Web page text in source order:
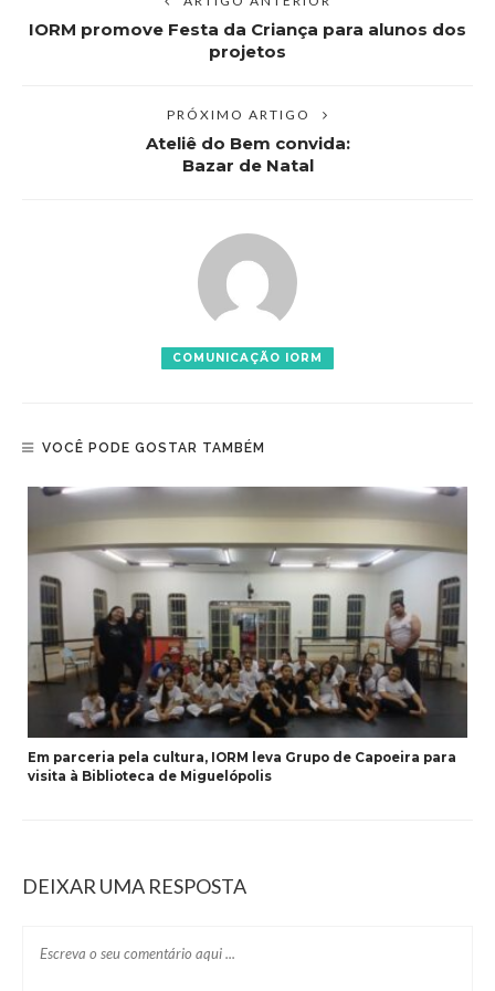
IORM promove Festa da Criança para alunos dos
projetos
PRÓXIMO ARTIGO
Ateliê do Bem convida:
Bazar de Natal
COMUNICAÇÃO IORM
VOCÊ PODE GOSTAR TAMBÉM
Em parceria pela cultura, IORM leva Grupo de Capoeira para
visita à Biblioteca de Miguelópolis
DEIXAR UMA RESPOSTA